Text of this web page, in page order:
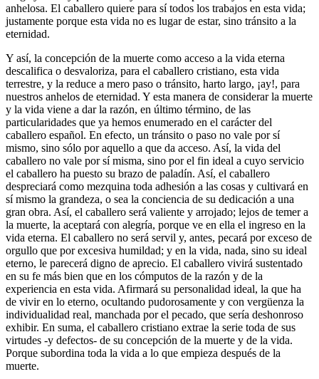
anhelosa. El caballero quiere para sí todos los trabajos en esta vida;
justamente porque esta vida no es lugar de estar, sino tránsito a la
eternidad.
Y así, la concepción de la muerte como acceso a la vida eterna
descalifica o desvaloriza, para el caballero cristiano, esta vida
terrestre, y la reduce a mero paso o tránsito, harto largo, ¡ay!, para
nuestros anhelos de eternidad. Y esta manera de considerar la muerte
y la vida viene a dar la razón, en último término, de las
particularidades que ya hemos enumerado en el carácter del
caballero español. En efecto, un tránsito o paso no vale por sí
mismo, sino sólo por aquello a que da acceso. Así, la vida del
caballero no vale por sí misma, sino por el fin ideal a cuyo servicio
el caballero ha puesto su brazo de paladín. Así, el caballero
despreciará como mezquina toda adhesión a las cosas y cultivará en
sí mismo la grandeza, o sea la conciencia de su dedicación a una
gran obra. Así, el caballero será valiente y arrojado; lejos de temer a
la muerte, la aceptará con alegría, porque ve en ella el ingreso en la
vida eterna. El caballero no será servil y, antes, pecará por exceso de
orgullo que por excesiva humildad; y en la vida, nada, sino su ideal
eterno, le parecerá digno de aprecio. El caballero vivirá sustentado
en su fe más bien que en los cómputos de la razón y de la
experiencia en esta vida. Afirmará su personalidad ideal, la que ha
de vivir en lo eterno, ocultando pudorosamente y con vergüenza la
individualidad real, manchada por el pecado, que sería deshonroso
exhibir. En suma, el caballero cristiano extrae la serie toda de sus
virtudes -y defectos- de su concepción de la muerte y de la vida.
Porque subordina toda la vida a lo que empieza después de la
muerte.